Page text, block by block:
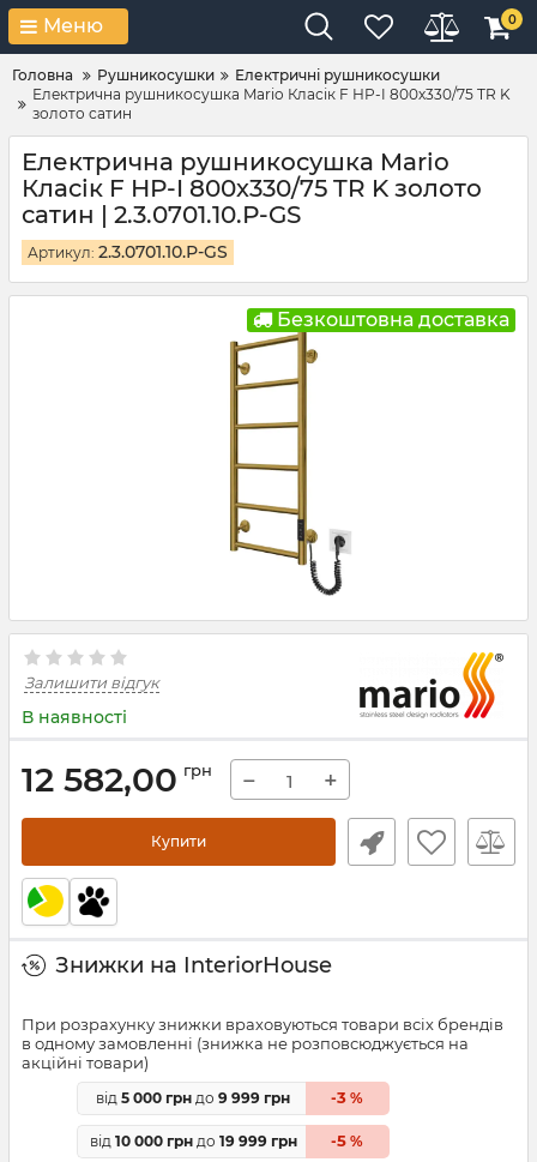
Меню 0
Головна Рушникосушки
Електричні рушникосушки
Електрична рушникосушка Mario Класік F НР-I 800х330/75 TR K
золото сатин
Електрична рушникосушка Mario
Класік F НР-I 800х330/75 TR K золото
сатин | 2.3.0701.10.Р-GS
Артикул: 2.3.0701.10.Р-GS
Безкоштовна доставка
Залишити відгук
В наявності
12 582,00 грн − +
Купити
Знижки на InteriorHouse
При розрахунку знижки враховуються товари всіх брендів
в одному замовленні (знижка не розповсюджується на
акційні товари)
від 5 000 грн до 9 999 грн -3 %
від 10 000 грндо 19 999 грн -5 %